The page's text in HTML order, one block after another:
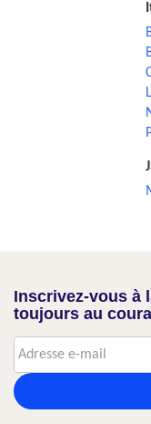
Inscrivez-vous à
toujours au